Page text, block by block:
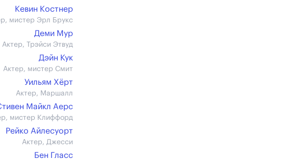
Кевин Костнер
мистер Эрл Брукс
Деми Мур
Актер, Трэйси Этвуд
Дэйн Кук
Актер, мистер Смит
Уильям Хёрт
Актер, Маршалл
Майкл Аерс
мистер Клиффорд
Рейко Айлесуорт
Актер, Джесси
Бен Гласс